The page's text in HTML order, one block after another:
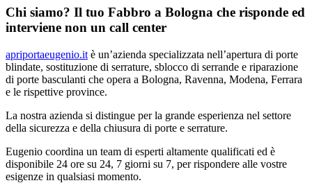
Chi siamo? Il tuo Fabbro a Bologna che risponde ed
interviene non un call center
apriportaeugenio.it è un’azienda specializzata nell’apertura di porte
blindate, sostituzione di serrature, sblocco di serrande e riparazione
di porte basculanti che opera a Bologna, Ravenna, Modena, Ferrara
e le rispettive province.
La nostra azienda si distingue per la grande esperienza nel settore
della sicurezza e della chiusura di porte e serrature.
Eugenio coordina un team di esperti altamente qualificati ed è
disponibile 24 ore su 24, 7 giorni su 7, per rispondere alle vostre
esigenze in qualsiasi momento.